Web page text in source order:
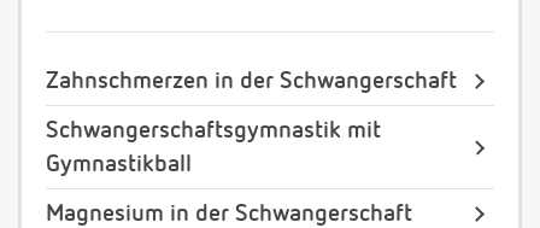
Zahnschmerzen in der Schwangerschaft
Schwangerschaftsgymnastik mit
Gymnastikball
Magnesium in der Schwangerschaft